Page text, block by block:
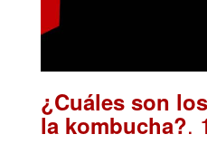
¿Cuáles son
la kombucha?.